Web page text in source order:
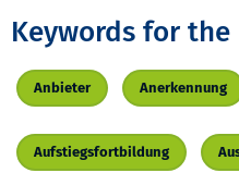
Keywords for
Anbieter Anerkennung
Aufstiegsfortbildung